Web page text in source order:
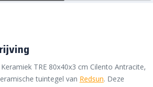
TRE 80x40x3 cm Cilento Antracite,
tuintegel van Redsun. Deze